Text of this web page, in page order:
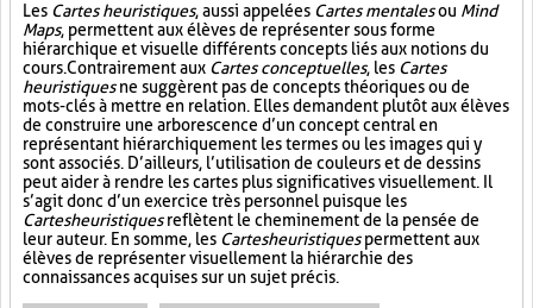
Les Cartes heuristiques, aussi appelées Cartes mentalesou Mind
Maps, permettent aux élèves de représenter sous forme
hiérarchique et visuelle différents concepts liés aux notions du
cours. Contrairement aux Cartes conceptuelles, les Cartes
heuristiquesne suggèrent pas de concepts théoriques ou de
mots-clés à mettre en relation. Elles demandent plutôt aux élèves
de construire une arborescence d’un concept central en
représentant hiérarchiquement les termes ou les images qui y
sont associés. D’ailleurs, l’utilisation de couleurs et de dessins
peut aider à rendre les cartes plus significatives visuellement. Il
s’agit donc d’un exercice très personnel puisque les
Cartes heuristiquesreflètent le cheminement de la pensée de
leur auteur. En somme, les Cartes heuristiquespermettent aux
élèves de représenter visuellement la hiérarchie des
connaissances acquises sur un sujet précis.